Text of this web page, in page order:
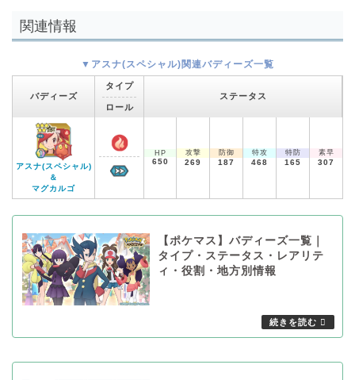
関連情報
▼アスナ(スペシャル)関連バディーズ一覧
バディーズ
タイプ
ロール
ステータス
アスナ(スペシャル)
＆
マグカルゴ
HP
650
攻撃
269
防御
187
特攻
468
特防
165
素早
307
【ポケマス】バディーズ一覧｜
タイプ・ステータス・レアリテ
ィ・役割・地方別情報